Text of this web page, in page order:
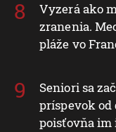
Vyzerá ako
zranenia.
pláže vo
Seniori sa
príspevok od
poisťovňa im